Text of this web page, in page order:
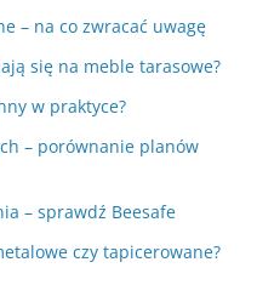
– na co zwracać uwagę
się na meble tarasowe?
w praktyce?
– porównanie planów
– sprawdź Beesafe
czy tapicerowane?